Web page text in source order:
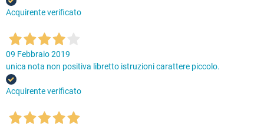
Acquirente verificato
09 Febbraio 2019
unica nota non positiva libretto istruzioni carattere piccolo.
Acquirente verificato